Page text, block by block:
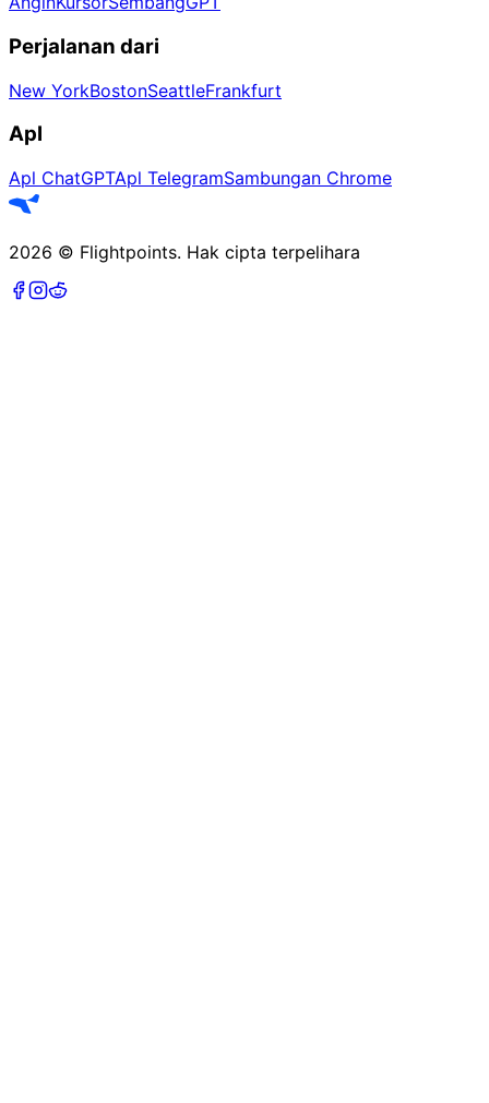
Perjalanan dari
New YorkBostonSeattleFrankfurt
Apl
Apl ChatGPTApl TelegramSambungan Chrome
2026 © Flightpoints. Hak cipta terpelihara